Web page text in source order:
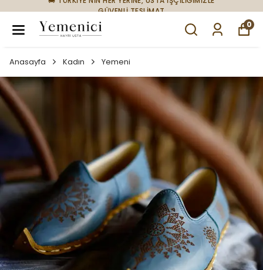
GÜVENLİ TESLİMAT
0
Anasayfa Kadın Yemeni